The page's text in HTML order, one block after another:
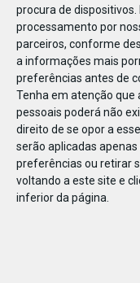
procura de
processamento por
parceiros, conforme
a informações mais
preferências antes de
Tenha em atenção que
pessoais poderá não
direito de se opor a
serão aplicadas
preferências ou retirar
voltando a este site e
inferior da página.